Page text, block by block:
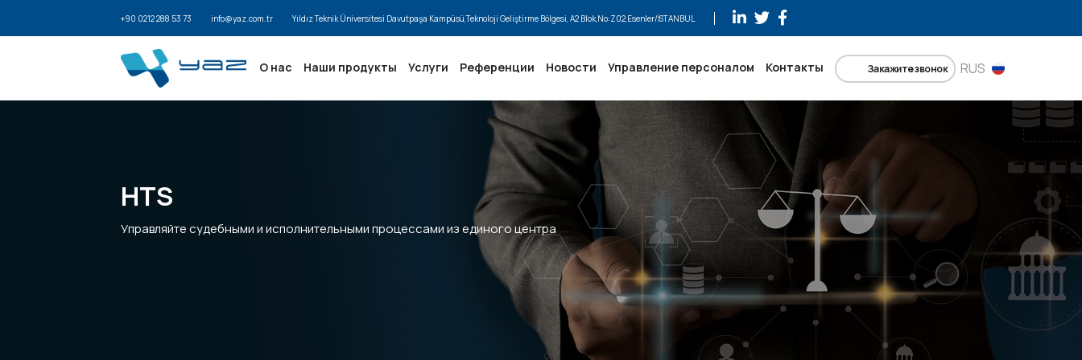
+90 0212 288 53 73 info@yaz.com.tr Yıldız Teknik Üniversitesi Davutpaşa Kampüsü,Teknoloji Geliştirme Bölgesi, A2 Blok,No:Z02,Esenler/İSTANBUL
О нас Наши продукты Услуги Референции Новости Управление персоналом Контакты Закажите звонок RUS
HTS
Управляйте судебными и исполнительными процессами из единого центра